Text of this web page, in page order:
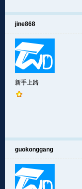
jine868
新手上路
guokonggang